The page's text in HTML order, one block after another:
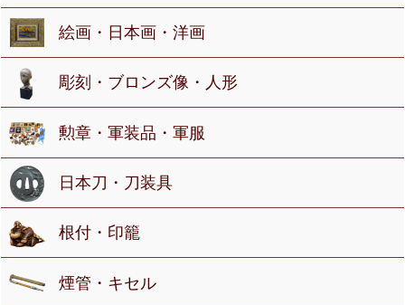
絵画・日本画・洋画
彫刻・ブロンズ像・人形
勲章・軍装品・軍服
日本刀・刀装具
根付・印籠
煙管・キセル